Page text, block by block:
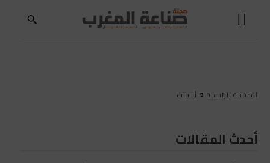
الصفحة الرئيسية أحداث
أحدث المقالات